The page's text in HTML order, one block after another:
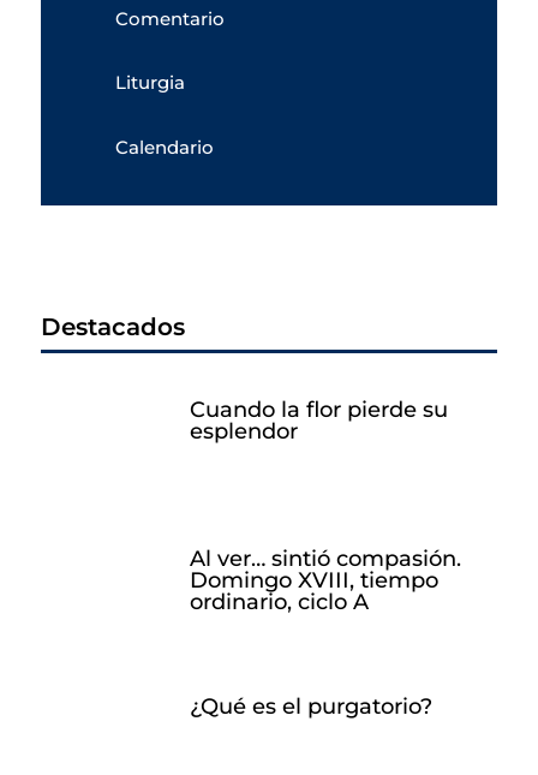
Comentario
Liturgia
Calendario
Destacados
Cuando la flor pierde su
esplendor
Al ver… sintió compasión.
Domingo XVIII, tiempo
ordinario, ciclo A
¿Qué es el purgatorio?